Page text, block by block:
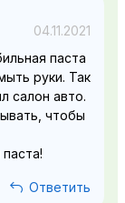
04.11.2021
паста
руки. Так
салон авто.
чтобы
Ответить